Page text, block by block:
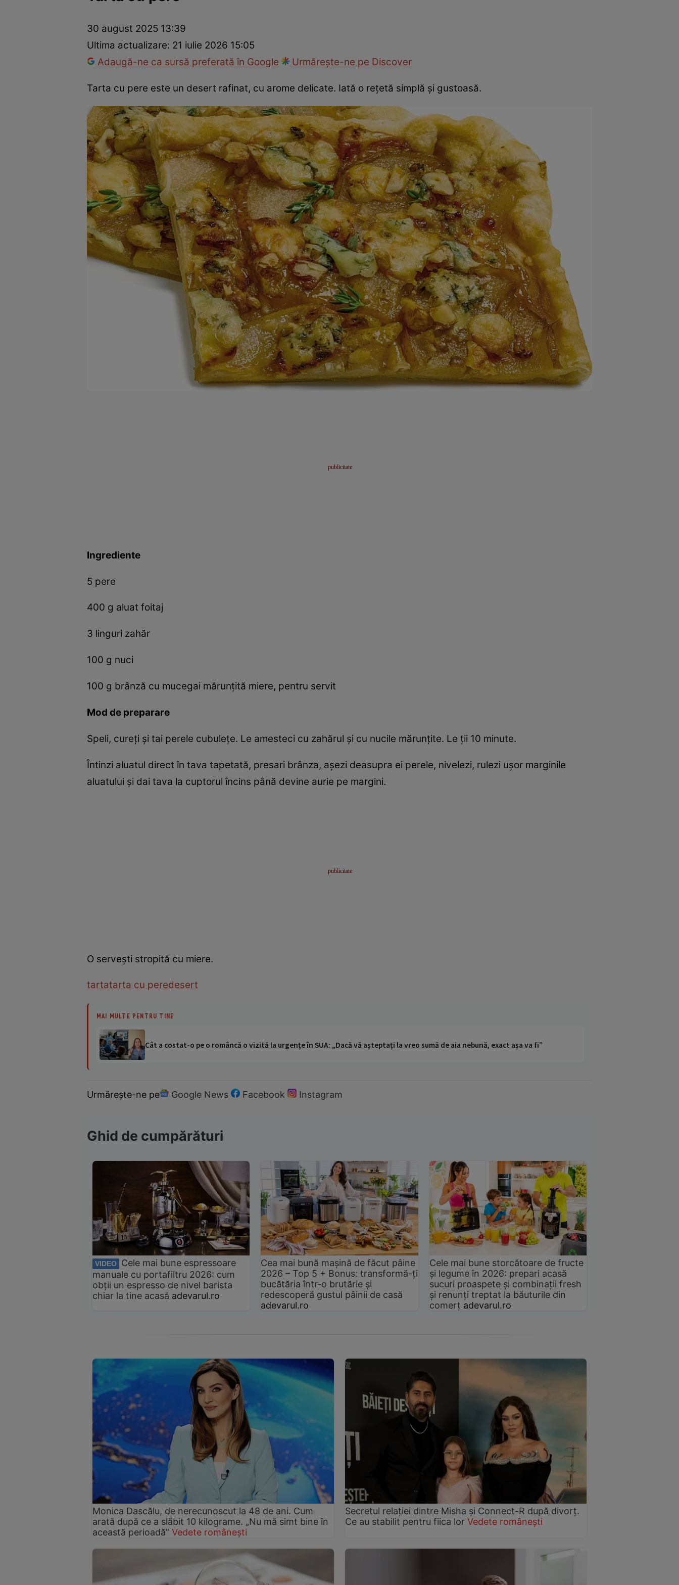
Mâncăruri rapideRețete cu legume
30 august 2025 13:39
Ultima actualizare: 21 iulie 2026 15:05
Adaugă-ne ca sursă preferată în Google
Urmărește-ne pe Discover
Tarta cu pere este un desert rafinat, cu arome delicate. Iată o rețetă simplă și gustoasă.
Ingrediente
5 pere
400 g aluat foitaj
3 linguri zahăr
100 g nuci
100 g brânză cu mucegai mărunțită miere, pentru servit
Mod de preparare
Speli, cureți și tai perele cubulețe. Le amesteci cu zahărul și cu nucile mărunțite. Le ții 10 minute.
Întinzi aluatul direct în tava tapetată, presari brânza, așezi deasupra ei perele, nivelezi, rulezi ușor marginile
aluatului și dai tava la cuptorul încins până devine aurie pe margini.
O servești stropită cu miere.
tartatarta cu peredesert
MAI MULTE PENTRU TINE
Cât a costat-o pe o româncă o vizită la urgențe în SUA: „Dacă vă așteptați la vreo sumă de aia nebună, exact așa va fi”
Urmărește-ne pe Google News Facebook Instagram
Ghid de cumpărături
VIDEO
Cele mai bune espressoare
manuale cu portafiltru 2026: cum
obții un espresso de nivel barista
chiar la tine acasă adevarul.ro
Cea mai bună mașină de făcut pâine
2026 – Top 5 + Bonus: transformă-ți
bucătăria într-o brutărie și
redescoperă gustul pâinii de casă
adevarul.ro
Cele mai bune storcătoare de fructe
și legume în 2026: prepari acasă
sucuri proaspete și combinații fresh
și renunți treptat la băuturile din
comerț adevarul.ro
Monica Dascălu, de nerecunoscut la 48 de ani. Cum
arată după ce a slăbit 10 kilograme. „Nu mă simt bine în
această perioadă” Vedete românești
Secretul relației dintre Misha și Connect-R după divorț.
Ce au stabilit pentru fiica lor Vedete românești